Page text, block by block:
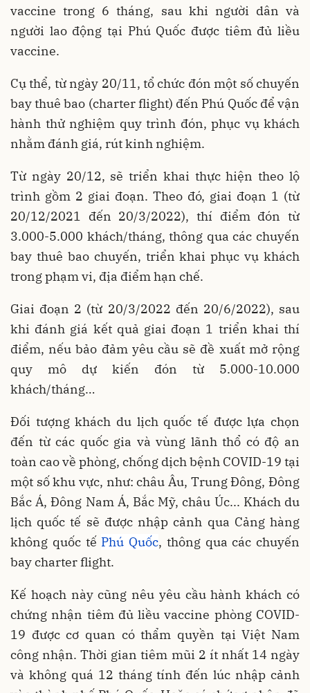
vaccine trong 6 tháng, sau khi người dân và
người lao động tại Phú Quốc được tiêm đủ liều
vaccine.
Cụ thể, từ ngày 20/11, tổ chức đón một số chuyến
bay thuê bao (charter flight) đến Phú Quốc để vận
hành thử nghiệm quy trình đón, phục vụ khách
nhằm đánh giá, rút kinh nghiệm.
Từ ngày 20/12, sẽ triển khai thực hiện theo lộ
trình gồm 2 giai đoạn. Theo đó, giai đoạn 1 (từ
20/12/2021 đến 20/3/2022), thí điểm đón từ
3.000-5.000 khách/tháng, thông qua các chuyến
bay thuê bao chuyến, triển khai phục vụ khách
trong phạm vi, địa điểm hạn chế.
Giai đoạn 2 (từ 20/3/2022 đến 20/6/2022), sau
khi đánh giá kết quả giai đoạn 1 triển khai thí
điểm, nếu bảo đảm yêu cầu sẽ đề xuất mở rộng
quy mô dự kiến đón từ 5.000-10.000
khách/tháng…
Đối tượng khách du lịch quốc tế được lựa chọn
đến từ các quốc gia và vùng lãnh thổ có độ an
toàn cao về phòng, chống dịch bệnh COVID-19 tại
một số khu vực, như: châu Âu, Trung Đông, Đông
Bắc Á, Đông Nam Á, Bắc Mỹ, châu Úc... Khách du
lịch quốc tế sẽ được nhập cảnh qua Cảng hàng
không quốc tế Phú Quốc, thông qua các chuyến
bay charter flight.
Kế hoạch này cũng nêu yêu cầu hành khách có
chứng nhận tiêm đủ liều vaccine phòng COVID-
19 được cơ quan có thẩm quyền tại Việt Nam
công nhận. Thời gian tiêm mũi 2 ít nhất 14 ngày
và không quá 12 tháng tính đến lúc nhập cảnh